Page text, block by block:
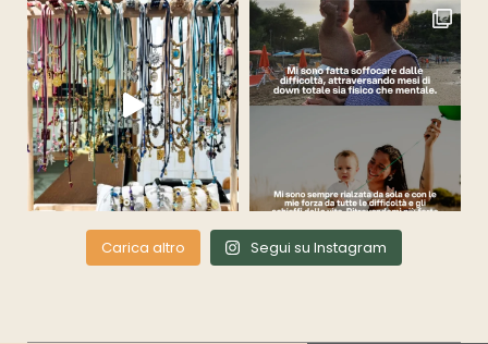
Carica altro Segui su Instagram